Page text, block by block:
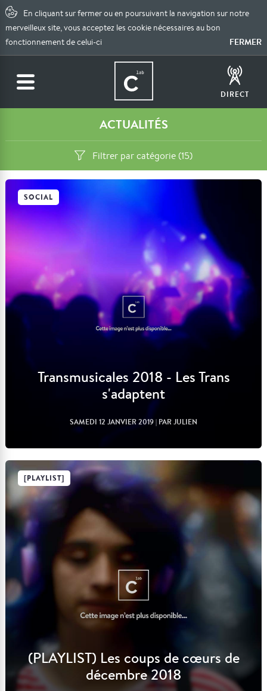
En cliquant sur fermer ou en poursuivant la navigation sur notre
merveilleux site, vous acceptez les cookie nécessaires au bon
fonctionnement de celui-ci
FERMER
DIRECT
ACTUALITÉS
Filtrer par catégorie (15)
Transmusicales 2018 - Les Trans
s'adaptent
SAMEDI 12 JANVIER 2019| PAR JULIEN
Lire l'article
SOCIAL
(PLAYLIST) Les coups de cœurs de
décembre 2018
[PLAYLIST]